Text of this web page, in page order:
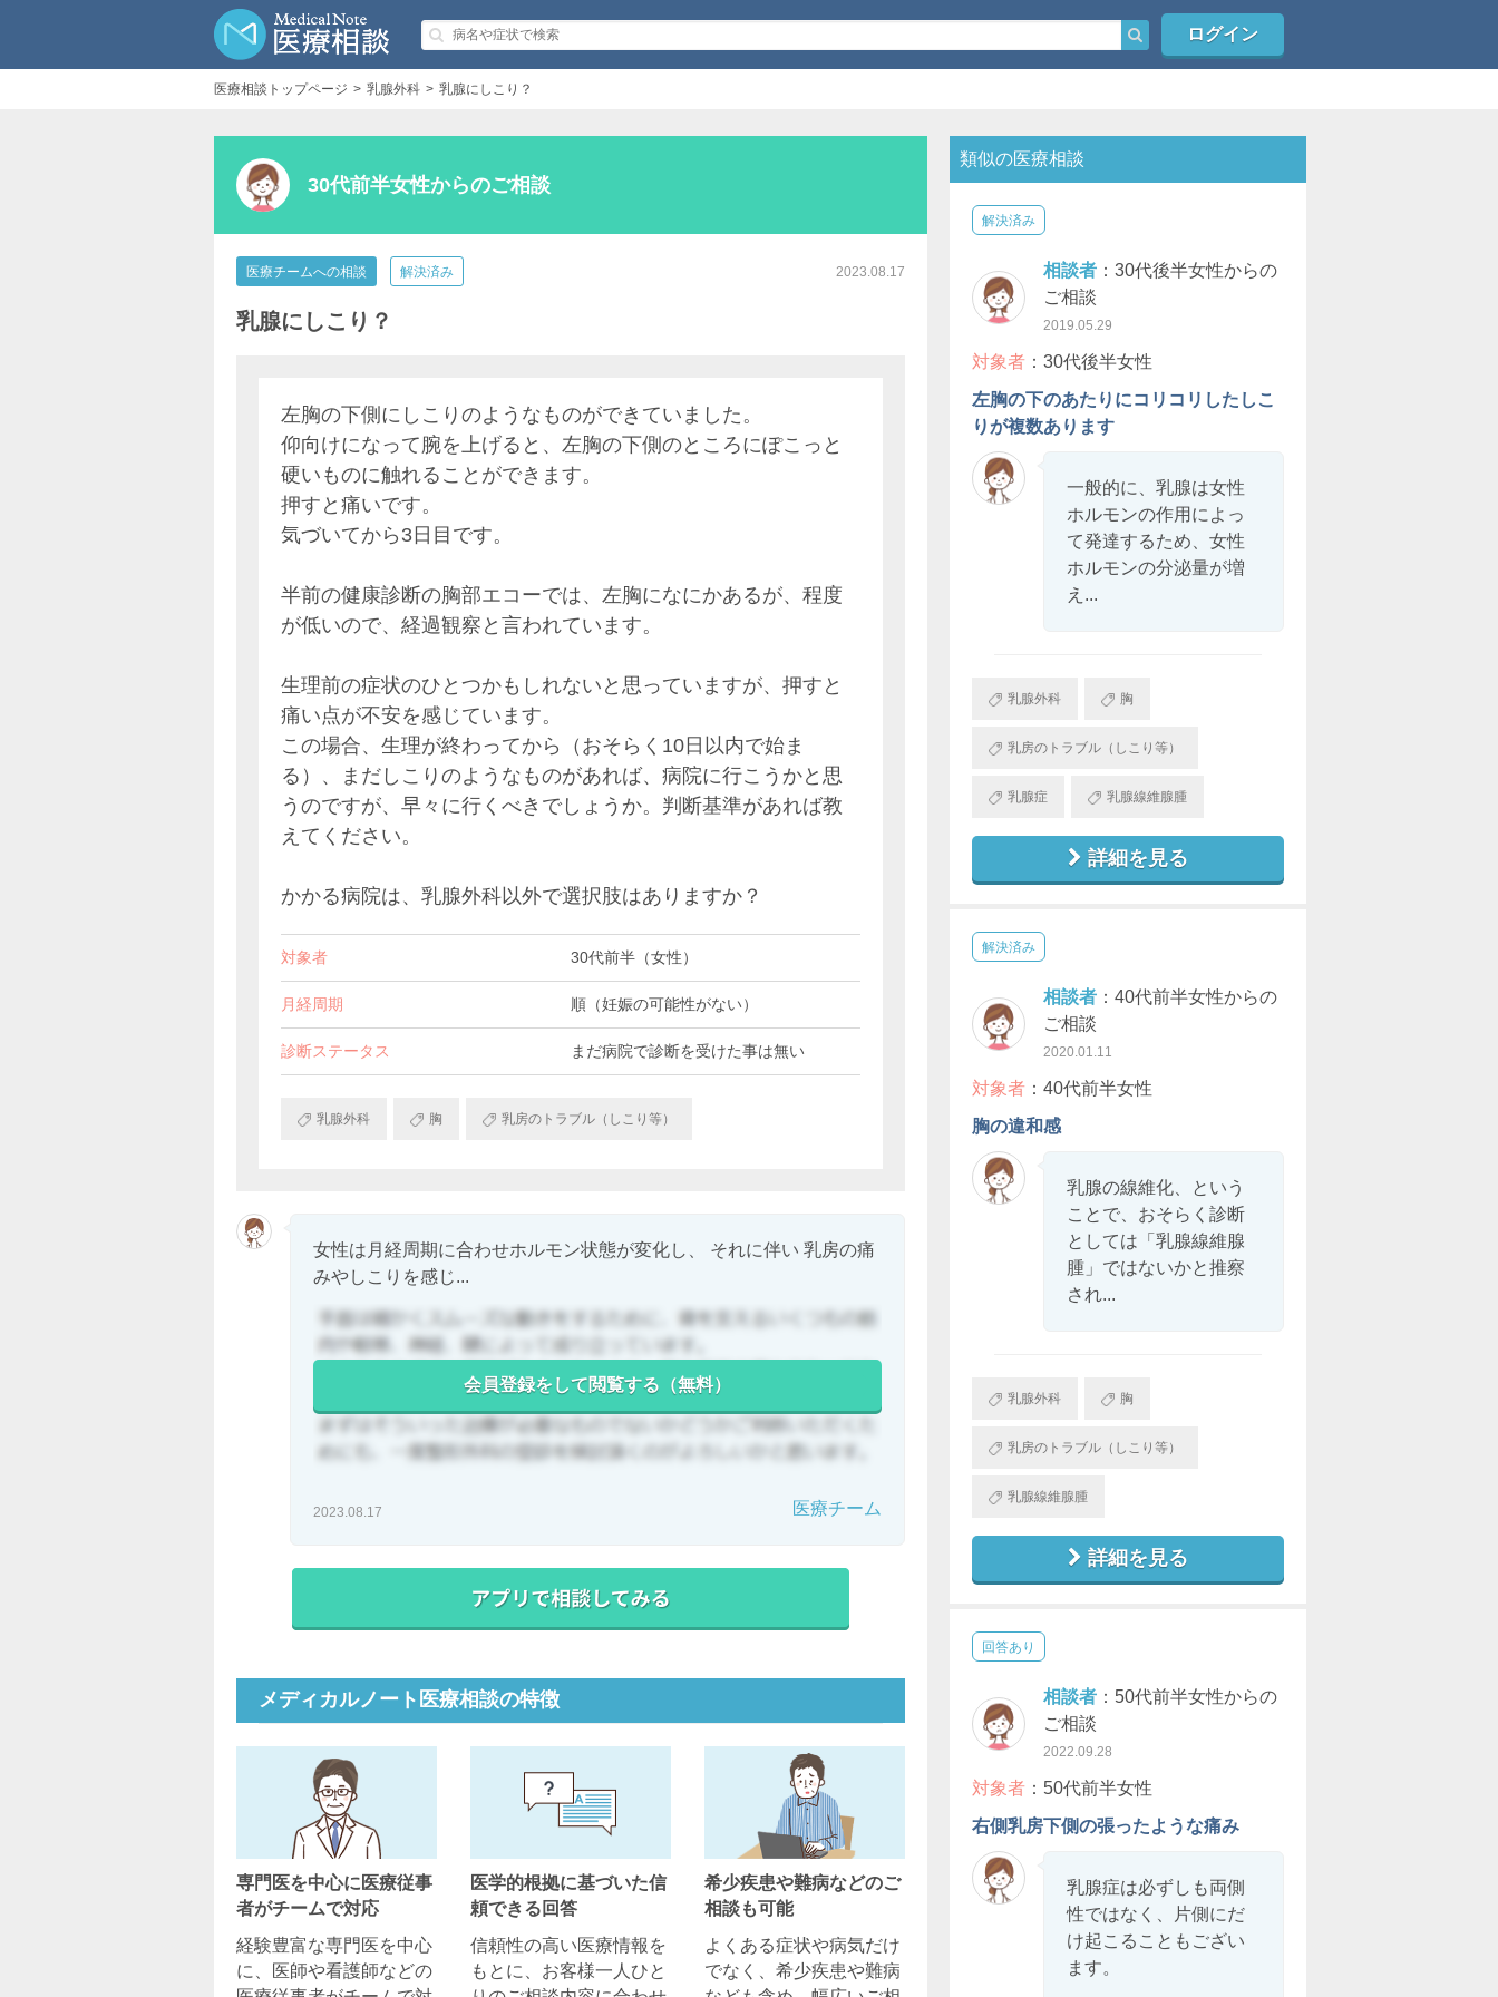
ログイン
医療相談トップページ 乳腺外科 乳腺にしこり？
30代前半女性からのご相談
医療チームへの相談 解決済み 2023.08.17
乳腺にしこり？
左胸の下側にしこりのようなものができていました。
仰向けになって腕を上げると、左胸の下側のところにぽこっと
硬いものに触れることができます。
押すと痛いです。
気づいてから3日目です。
半前の健康診断の胸部エコーでは、左胸になにかあるが、程度
が低いので、経過観察と言われています。
生理前の症状のひとつかもしれないと思っていますが、押すと
痛い点が不安を感じています。
この場合、生理が終わってから（おそらく10日以内で始ま
る）、まだしこりのようなものがあれば、病院に行こうかと思
うのですが、早々に行くべきでしょうか。判断基準があれば教
えてください。
かかる病院は、乳腺外科以外で選択肢はありますか？
対象者 30代前半（女性）
月経周期 順（妊娠の可能性がない）
診断ステータス まだ病院で診断を受けた事は無い
乳腺外科 胸 乳房のトラブル（しこり等）
女性は月経周期に合わせホルモン状態が変化し、 それに伴い 乳房の痛
みやしこりを感じ...
会員登録をして閲覧する（無料）
2023.08.17 医療チーム
メディカルノート医療相談の特徴
専門医を中心に医療従事
者がチームで対応
経験豊富な専門医を中心
に、医師や看護師などの
医学的根拠に基づいた信
頼できる回答
信頼性の高い医療情報を
もとに、お客様一人ひと
希少疾患や難病などのご
相談も可能
よくある症状や病気だけ
でなく、希少疾患や難病
類似の医療相談
解決済み
相談者：30代後半女性からの
ご相談
2019.05.29
対象者：30代後半女性
左胸の下のあたりにコリコリしたしこ
りが複数あります
一般的に、乳腺は女性
ホルモンの作用によっ
て発達するため、女性
ホルモンの分泌量が増
え...
乳腺外科 胸
乳房のトラブル（しこり等）
乳腺症 乳腺線維腺腫
詳細を見る
解決済み
相談者：40代前半女性からの
ご相談
2020.01.11
対象者：40代前半女性
胸の違和感
乳腺の線維化、という
ことで、おそらく診断
としては「乳腺線維腺
腫」ではないかと推察
され...
乳腺外科 胸
乳房のトラブル（しこり等）
乳腺線維腺腫
詳細を見る
回答あり
相談者：50代前半女性からの
ご相談
2022.09.28
対象者：50代前半女性
右側乳房下側の張ったような痛み
乳腺症は必ずしも両側
性ではなく、片側にだ
け起こることもござい
ます。